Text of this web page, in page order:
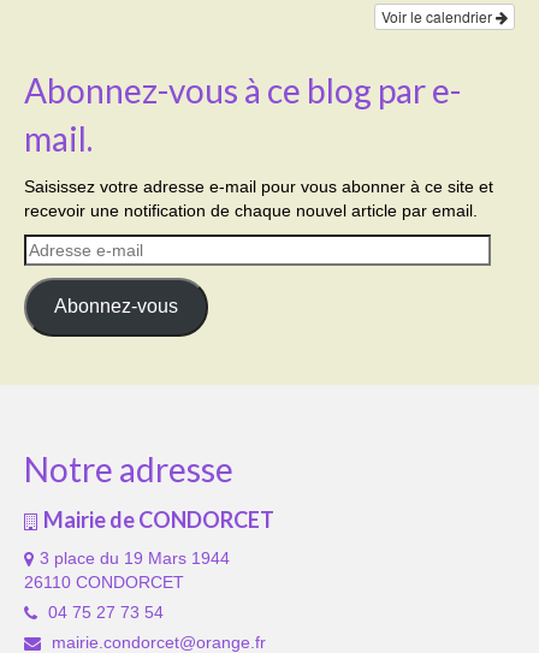
Voir le calendrier
Abonnez-vous à ce blog par e-
mail.
Saisissez votre adresse e-mail pour vous abonner à ce site et
recevoir une notification de chaque nouvel article par email.
Adresse
e-
mail
Abonnez-vous
Notre adresse
Mairie de CONDORCET
3 place du 19 Mars 1944
26110 CONDORCET
04 75 27 73 54
mairie.condorcet@orange.fr